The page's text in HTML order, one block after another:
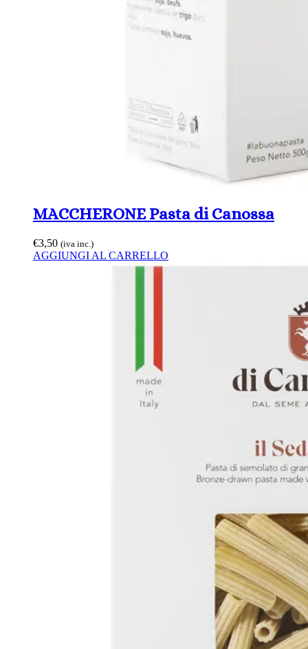
MACCHERONE Pasta di Canossa
€3,50 (iva inc.)
AGGIUNGI AL CARRELLO